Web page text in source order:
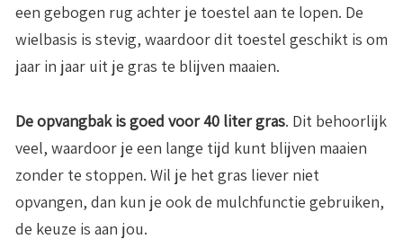
een gebogen rug achter je toestel aan te lopen. De
wielbasis is stevig, waardoor dit toestel geschikt is om
jaar in jaar uit je gras te blijven maaien.
De opvangbak is goed voor 40 liter gras. Dit behoorlijk
veel, waardoor je een lange tijd kunt blijven maaien
zonder te stoppen. Wil je het gras liever niet
opvangen, dan kun je ook de mulchfunctie gebruiken,
de keuze is aan jou.